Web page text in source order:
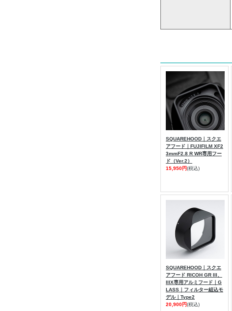
SQUAREHOOD｜スクエ
アフード｜FUJIFILM XF2
3mmF2.8 R WR専用フー
ド（Ver.2）
15,950円(税込)
SQUAREHOOD｜スクエ
アフード RICOH GR III、
IIIX専用アルミフード｜G
LASS｜フィルター組込モ
デル｜Type2
20,900円(税込)